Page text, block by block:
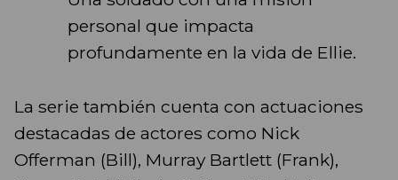
personal que impacta
profundamente en la vida de Ellie.
La serie también cuenta con actuaciones
destacadas de actores como Nick
Offerman (Bill), Murray Bartlett (Frank),